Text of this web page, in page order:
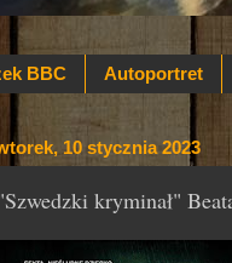
BBC Autoportret
10 stycznia 2023
kryminał"